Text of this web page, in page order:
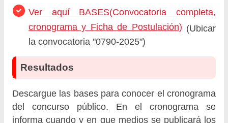
Ver aquí BASES(Convocatoria completa,
cronograma y Ficha de Postulación)(Ubicar
la convocatoria "0790-2025")
Resultados
Descargue las bases para conocer el cronograma
del concurso público. En el cronograma se
informa cuando y en que medios se publicará los